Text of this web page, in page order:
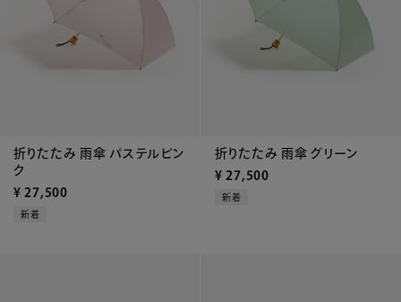
折りたたみ 雨傘 パステルピン
ク
¥ 27,500
新着
折りたたみ 雨傘 グリーン
¥ 27,500
新着